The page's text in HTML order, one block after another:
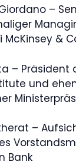
–
McKinsey &
– Präsident
und
–
Bank